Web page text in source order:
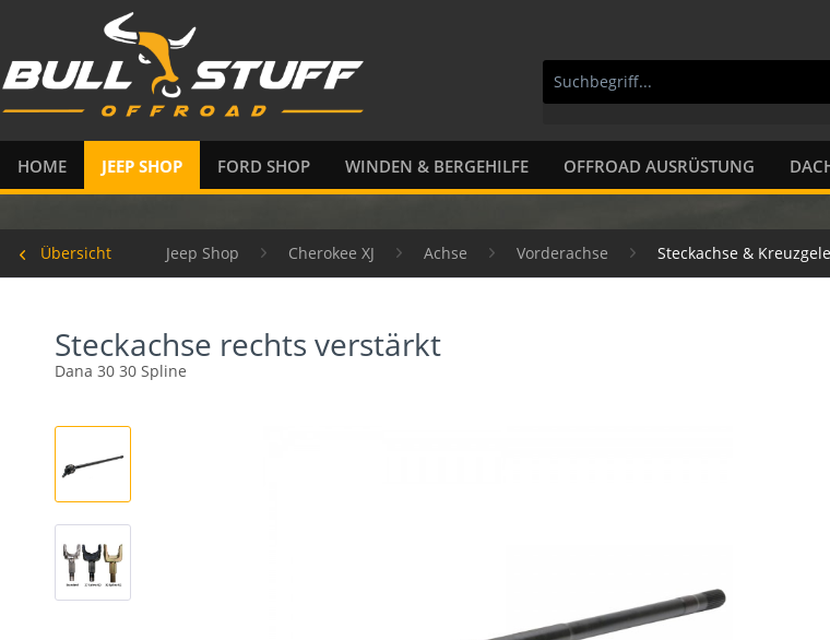
HOME JEEP SHOP FORD SHOP WINDEN & BERGEHILFE OFFROAD AUSRÜSTUNG
Übersicht Jeep Shop Cherokee XJ Achse Vorderachse Steckachse &
Steckachse rechts verstärkt
Dana 30 30 Spline